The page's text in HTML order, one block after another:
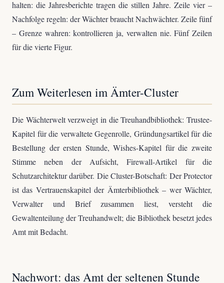
halten: die Jahresberichte tragen die stillen Jahre. Zeile vier –
Nachfolge regeln: der Wächter braucht Nachwächter. Zeile fünf
– Grenze wahren: kontrollieren ja, verwalten nie. Fünf Zeilen
für die vierte Figur.
Zum Weiterlesen im Ämter-Cluster
Die Wächterwelt verzweigt in die Treuhandbibliothek: Trustee-
Kapitel für die verwaltete Gegenrolle, Gründungsartikel für die
Bestellung der ersten Stunde, Wishes-Kapitel für die zweite
Stimme neben der Aufsicht, Firewall-Artikel für die
Schutzarchitektur darüber. Die Cluster-Botschaft: Der Protector
ist das Vertrauenskapitel der Ämterbibliothek – wer Wächter,
Verwalter und Brief zusammen liest, versteht die
Gewaltenteilung der Treuhandwelt; die Bibliothek besetzt jedes
Amt mit Bedacht.
Nachwort: das Amt der seltenen Stunde